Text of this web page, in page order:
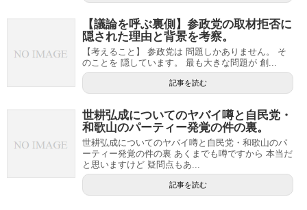
【議論を呼ぶ裏側】参政党の取材拒否に
隠された理由と背景を考察。
【考えること】 参政党は 問題しかありません。 そ
のことを 隠しています。 最も大きな問題が 創...
記事を読む
世耕弘成についてのヤバイ噂と自民党・
和歌山のパーティー発覚の件の裏。
世耕弘成についてのヤバイ噂と自民党・和歌山のパ
ーティー発覚の件の裏 あくまでも噂ですから 本当だ
と思いますけど 疑問点もあ...
記事を読む